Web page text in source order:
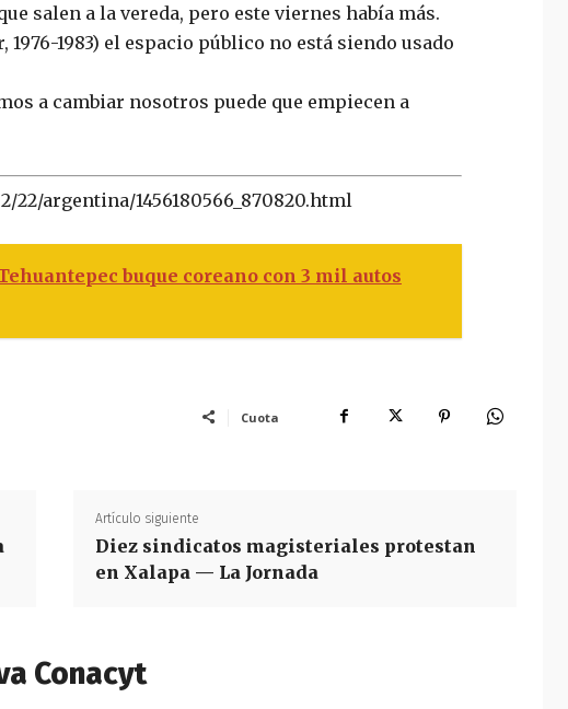
salen a la vereda, pero este viernes había más.
1983) el espacio público no está siendo usado
a cambiar nosotros puede que empiecen a
argentina/1456180566_870820.html
buque coreano con 3 mil autos
Cuota
Artículo siguiente
Diez sindicatos magisteriales protestan
en Xalapa — La Jornada
Conacyt